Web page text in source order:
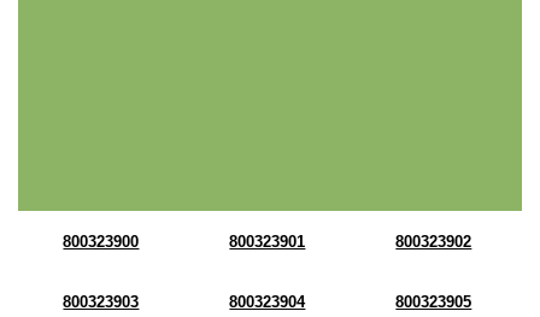
800323900 800323901 800323902
800323903 800323904 800323905